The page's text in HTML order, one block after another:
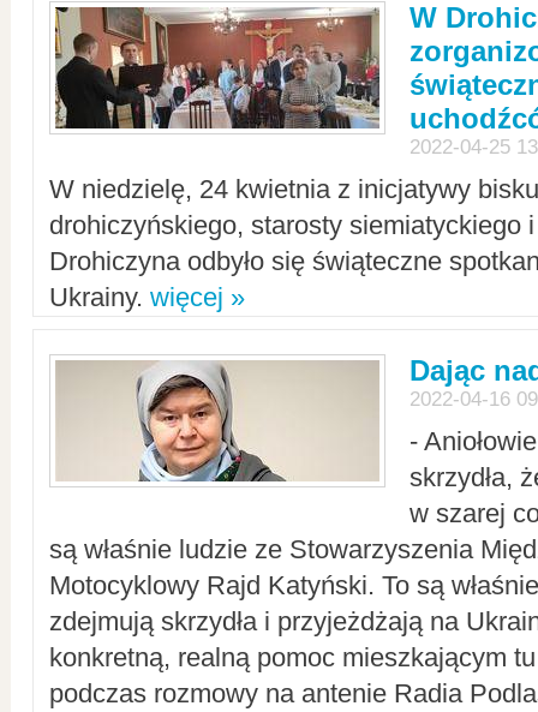
W
2022-04-25
W niedzielę, 24 kwietnia z inicjatywy
drohiczyńskiego, starosty siemiatyckiego
Drohiczyna odbyło się świąteczne
Ukrainy. więcej »
Dając
2022-04-16
-
skrzydła,
w szarej
są właśnie ludzie ze Stowarzyszenia
Motocyklowy Rajd Katyński. To są
zdejmują skrzydła i przyjeżdżają na
konkretną, realną pomoc mieszkającym
podczas rozmowy na antenie Radia